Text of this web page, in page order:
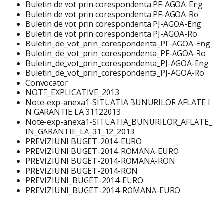
Buletin de vot prin corespondenta PF-AGOA-Eng
Buletin de vot prin corespondenta PF-AGOA-Ro
Buletin de vot prin corespondenta PJ-AGOA-Eng
Buletin de vot prin corespondenta PJ-AGOA-Ro
Buletin_de_vot_prin_corespondenta_PF-AGOA-Eng
Buletin_de_vot_prin_corespondenta_PF-AGOA-Ro
Buletin_de_vot_prin_corespondenta_PJ-AGOA-Eng
Buletin_de_vot_prin_corespondenta_PJ-AGOA-Ro
Convocator
NOTE_EXPLICATIVE_2013
Note-exp-anexa1-SITUATIA BUNURILOR AFLATE I
N GARANTIE LA 31122013
Note-exp-anexa1-SITUATIA_BUNURILOR_AFLATE_
IN_GARANTIE_LA_31_12_2013
PREVIZIUNI BUGET-2014-EURO
PREVIZIUNI BUGET-2014-ROMANA-EURO
PREVIZIUNI BUGET-2014-ROMANA-RON
PREVIZIUNI BUGET-2014-RON
PREVIZIUNI_BUGET-2014-EURO
PREVIZIUNI_BUGET-2014-ROMANA-EURO